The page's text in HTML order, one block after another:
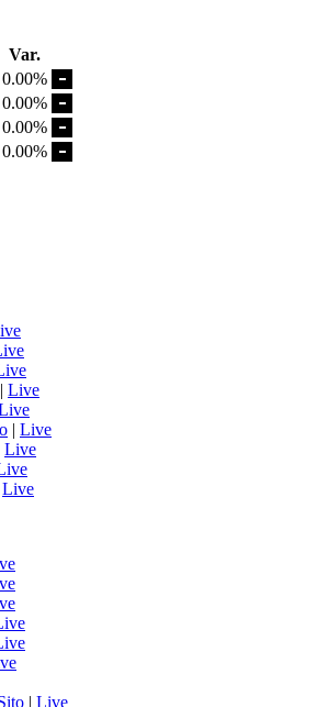
Var.
0.00%
0.00%
0.00%
0.00%
| Live
| Live
Live
Live
| Live